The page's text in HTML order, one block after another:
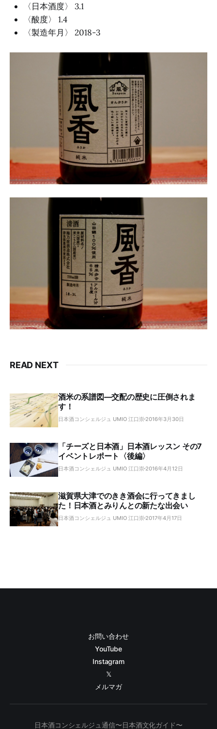
〈日本酒度〉 3.1
〈酸度〉 1.4
〈製造年月〉 2018-3
READ NEXT
酒米の系譜図―交配の歴史に圧倒されま
す！
日本酒コンシェルジュ UMIO 江口崇 2016年3月30日
「チーズと日本酒」日本酒レッスン その7
イベントレポート〈後編〉
日本酒コンシェルジュ UMIO 江口崇 2016年4月12日
滋賀県大津でのきき酒会に行ってきまし
た！日本酒とみりんとの新たな出会い
日本酒コンシェルジュ UMIO 江口崇 2017年4月17日
お問い合わせ
YouTube
Instagram
𝕏
メルマガ
日本酒コンシェルジュ通信〜日本酒文化ガイド〜